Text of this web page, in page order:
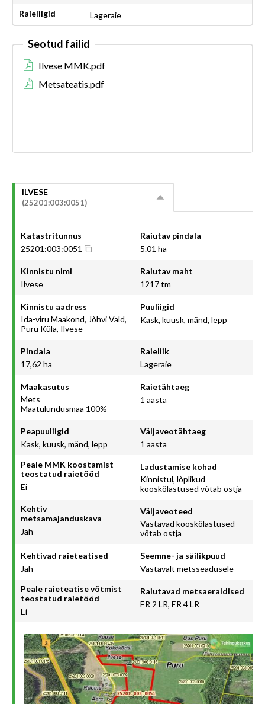
Raieliigid
Lageraie
Seotud failid
Ilvese MMK.pdf
Metsateatis.pdf
ILVESE
(25201:003:0051)
Katastritunnus
25201:003:0051
Raiutav pindala
5.01 ha
Kinnistu nimi
Ilvese
Raiutav maht
1217 tm
Kinnistu aadress
Ida-viru Maakond, Jõhvi Vald,
Puru Küla, Ilvese
Puuliigid
Kask, kuusk, mänd, lepp
Pindala
17,62 ha
Raieliik
Lageraie
Maakasutus
Mets
Maatulundusmaa 100%
Raietähtaeg
1 aasta
Peapuuliigid
Kask, kuusk, mänd, lepp
Väljaveotähtaeg
1 aasta
Peale MMK koostamist
teostatud raietööd
Ei
Ladustamise kohad
Kinnistul, lõplikud
kooskõlastused võtab ostja
Kehtiv
metsamajanduskava
Jah
Väljaveoteed
Vastavad kooskõlastused
võtab ostja
Kehtivad raieteatised
Jah
Seemne- ja säilikpuud
Vastavalt metsseadusele
Peale raieteatise võtmist
teostatud raietööd
Ei
Raiutavad metsaeraldised
ER 2 LR, ER 4 LR